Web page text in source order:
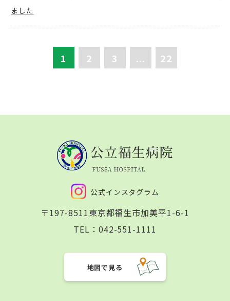
ました
1 2 3 ... 22
公式インスタグラム
〒197-8511東京都福生市加美平1-6-1
TEL： 042-551-1111
地図で見る